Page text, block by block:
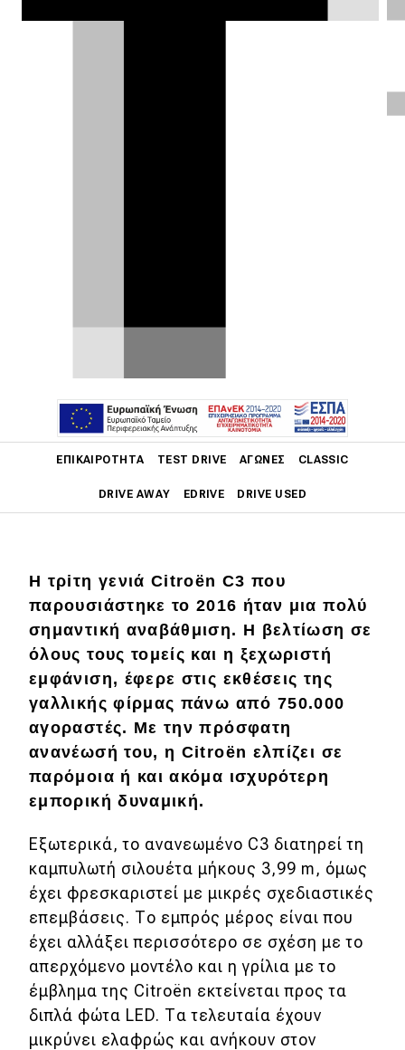
ΕΠΙΚΑΙΡΌΤΗΤΑ TEST DRIVE ΑΓΏΝΕΣ CLASSIC
DRIVE AWAY EDRIVE DRIVE USED
Νέα μοντέλα
Πρωτότυπα
Ελλάδα
Κόσμος
Τεχνολογία
Ασφάλεια
Αγορά
Απόψεις
Test Drive
Δοκιμή
Αποστολή
Συγκρίνουμε
Test drive: Citroën C3
Η Citroën ανανεώνει το C3 για να
διατηρήσει την εμπορική δυναμική
του.
Η τρiτη γενιά Citroën C3 που
παρουσιάστηκε το 2016 ήταν μια πολύ
σημαντική αναβάθμιση. Η βελτίωση σε
όλους τους τομείς και η ξεχωριστή
εμφάνιση, έφερε στις εκθέσεις της
γαλλικής φίρμας πάνω από 750.000
αγοραστές. Με την πρόσφατη
ανανέωσή του, η Citroën ελπίζει σε
παρόμοια ή και ακόμα ισχυρότερη
εμπορική δυναμική.
Εξωτερικά, το ανανεωμένο C3 διατηρεί τη
καμπυλωτή σιλουέτα μήκους 3,99 m, όμως
έχει φρεσκαριστεί με μικρές σχεδιαστικές
επεμβάσεις. Το εμπρός μέρος είναι που
έχει αλλάξει περισσότερο σε σχέση με το
απερχόμενο μοντέλο και η γρίλια με το
έμβλημα της Citroën εκτείνεται προς τα
διπλά φώτα LED. Τα τελευταία έχουν
μικρύνει ελαφρώς και ανήκουν στον